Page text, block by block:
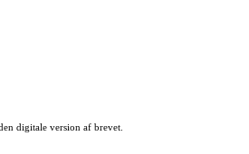
digitale version af brevet.